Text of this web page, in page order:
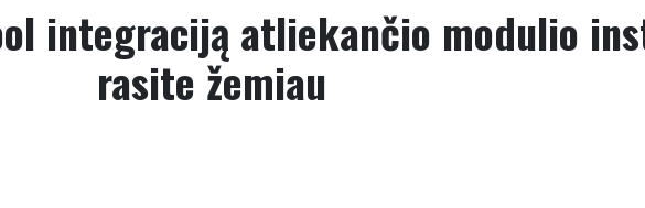
integraciją atliekančio modulio
rasite žemiau